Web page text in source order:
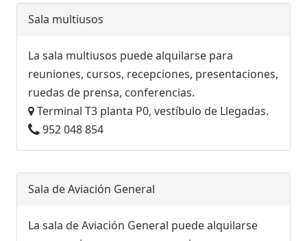
Sala multiusos
La sala multiusos puede alquilarse para
reuniones, cursos, recepciones, presentaciones,
ruedas de prensa, conferencias.
Terminal T3 planta P0, vestíbulo de Llegadas.
952 048 854
Sala de Aviación General
La sala de Aviación General puede alquilarse